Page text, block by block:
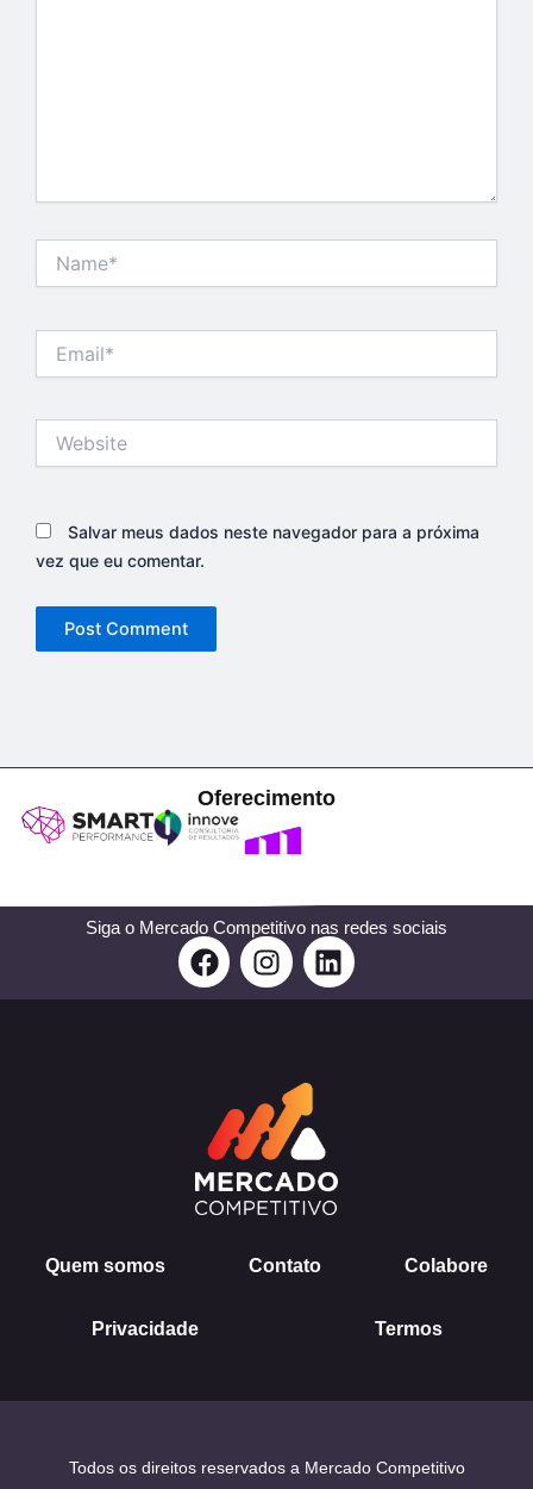
Salvar meus dados neste navegador para a próxima
vez que eu comentar.
Oferecimento
Siga o Mercado Competitivo nas redes sociais
F
a
c
o
k
I
n
s
g
r
a
m
L
i
n
Quem somos Contato Colabore
Privacidade Termos
Todos os direitos reservados a Mercado Competitivo